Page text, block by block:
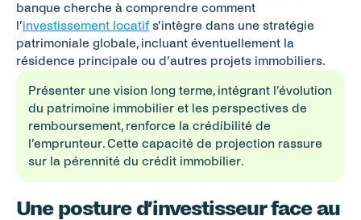
banque cherche à comprendre comment
l’investissement locatif s’intègre dans une stratégie
patrimoniale globale, incluant éventuellement la
résidence principale ou d’autres projets immobiliers.
Présenter une vision long terme, intégrant l’évolution
du patrimoine immobilier et les perspectives de
remboursement, renforce la crédibilité de
l’emprunteur. Cette capacité de projection rassure
sur la pérennité du crédit immobilier.
Une posture d’investisseur face au